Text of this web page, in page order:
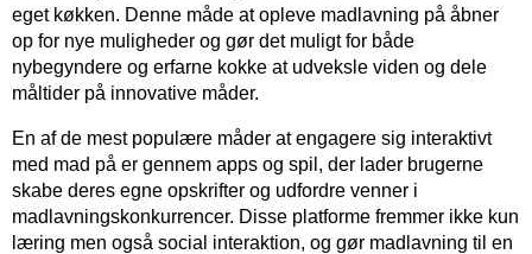
eget køkken. Denne måde at opleve madlavning på åbner
op for nye muligheder og gør det muligt for både
nybegyndere og erfarne kokke at udveksle viden og dele
måltider på innovative måder.
En af de mest populære måder at engagere sig interaktivt
med mad på er gennem apps og spil, der lader brugerne
skabe deres egne opskrifter og udfordre venner i
madlavningskonkurrencer. Disse platforme fremmer ikke kun
læring men også social interaktion, og gør madlavning til en